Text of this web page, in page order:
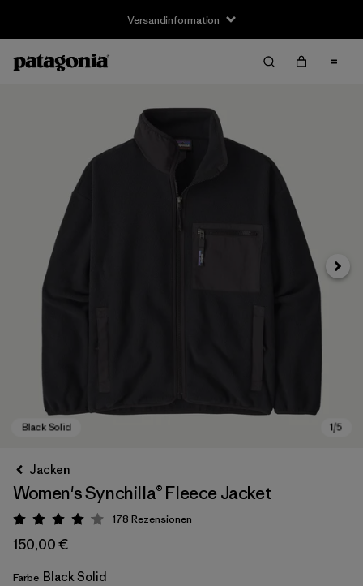
Versandinformation
Jacken
Women's Synchilla® Fleece Jacket
Bewertung: 4.1 / 5
178 Rezensionen
150,00 €
Farbe Black Solid